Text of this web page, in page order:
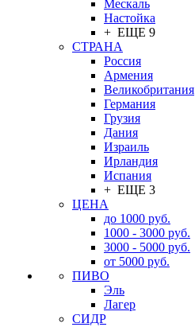
Мескаль
Настойка
+ ЕЩЕ 9
СТРАНА
Россия
Армения
Великобритания
Германия
Грузия
Дания
Израиль
Ирландия
Испания
+ ЕЩЕ 3
ЦЕНА
до 1000 руб.
1000 - 3000 руб.
3000 - 5000 руб.
от 5000 руб.
ПИВО
Эль
Лагер
СИДР